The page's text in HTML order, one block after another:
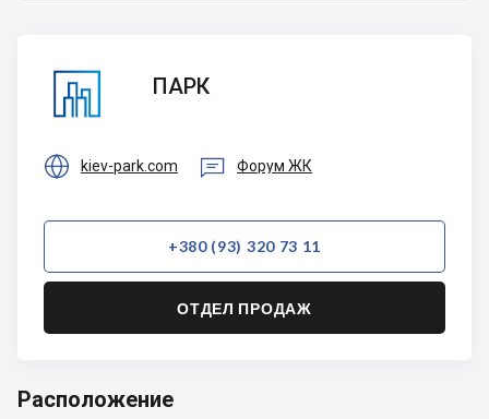
ПАРК
ПАРК
 kiev-park.com  Форум ЖК
+380 (93) 320 73 11
ОТДЕЛ ПРОДАЖ
Расположение